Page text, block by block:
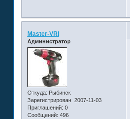
Master-VRI
Администратор
Откуда: Рыбинск
Зарегистрирован: 2007-11-03
Приглашений: 0
Сообщений: 496